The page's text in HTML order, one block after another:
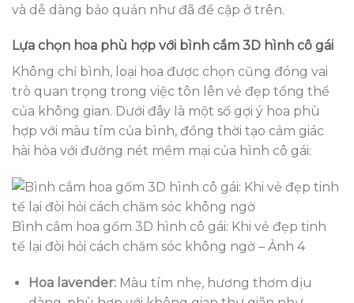
và dễ dàng bảo quản như đã đề cập ở trên.
Lựa chọn hoa phù hợp với bình cắm 3D hình cô gái
Không chỉ bình, loại hoa được chọn cũng đóng vai
trò quan trọng trong việc tôn lên vẻ đẹp tổng thể
của không gian. Dưới đây là một số gợi ý hoa phù
hợp với màu tím của bình, đồng thời tạo cảm giác
hài hòa với đường nét mềm mại của hình cô gái:
Bình cắm hoa gốm 3D hình cô gái: Khi vẻ đẹp tinh
tế lại đòi hỏi cách chăm sóc không ngờ – Ảnh 4
Hoa lavender:Màu tím nhẹ, hương thơm dịu